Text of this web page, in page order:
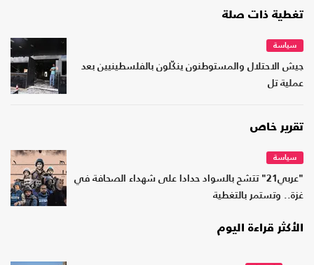
تغطية ذات صلة
سياسة
جيش الاحتلال والمستوطنون ينكّلون بالفلسطينيين بعد
عملية تل
تقرير خاص
سياسة
"عربي21" تتشح بالسواد حدادا على شهداء الصحافة في
غزة.. وتستمر بالتغطية
الأكثر قراءة اليوم